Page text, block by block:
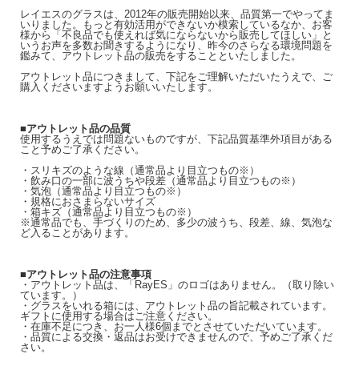
レイエスのグラスは、2012年の販売開始以来、品質第一でやってま
いりました。もっと有効活用ができないか模索しているなか、お客
様から「不良品でも使えれば気にならないから販売してほしい」と
いうお声を多数お聞きするようになり、昨今のさらなる環境問題を
鑑みて、アウトレット品の販売をすることといたしました。
アウトレット品につきまして、下記をご理解いただいたうえで、ご
購入くださいますようお願いいたします。
■アウトレット品の品質
使用するうえでは問題ないものですが、下記品質基準外項目がある
こと予めご了承ください。
・スリキズのような線（通常品より目立つもの※）
・飲み口の一部に波うちや段差（通常品より目立つもの※）
・気泡（通常品より目立つもの※）
・規格におさまらないサイズ
・箱キズ（通常品より目立つもの※）
※通常品でも、手づくりのため、多少の波うち、段差、線、気泡な
ど入ることがあります。
■アウトレット品の注意事項
・アウトレット品は、「RayES」のロゴはありません。（取り除い
ています。）
・グラスをいれる箱には、アウトレット品の旨記載されています。
ギフトに使用する場合はご注意ください。
・在庫不足につき、お一人様6個までとさせていただいています。
・品質による交換・返品はお受けできませんので、予めご了承くだ
さい。